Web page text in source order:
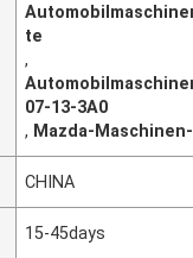
te
,
07-13-3A0
, Mazda-
CHINA
15-45days